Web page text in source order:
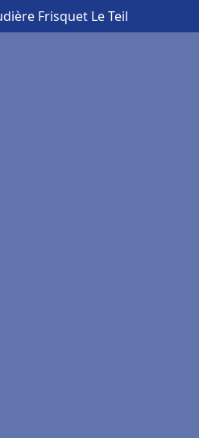
Frisquet Le Teil